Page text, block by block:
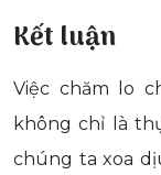
Kết luận
Việc chăm lo
không chỉ là
chúng ta xoa